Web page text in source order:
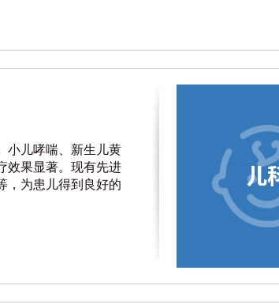
小儿哮喘、新生儿黄
效果显著。现有先进
，为患儿得到良好的